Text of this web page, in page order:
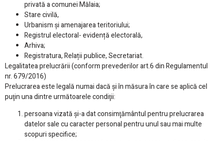
privată a comunei Mălaia;
Stare civilă,
Urbanism și amenajarea teritoriului;
Registrul electoral- evidență electorală,
Arhiva;
Registratura, Relații publice, Secretariat.
Legalitatea prelucrării (conform prevederilor art.6 din Regulamentul
nr. 679/2016)
Prelucrarea este legală numai dacă şi în măsura în care se aplică cel
puţin una dintre următoarele condiţii:
persoana vizată şi-a dat consimţământul pentru prelucrarea
datelor sale cu caracter personal pentru unul sau mai multe
scopuri specifice;